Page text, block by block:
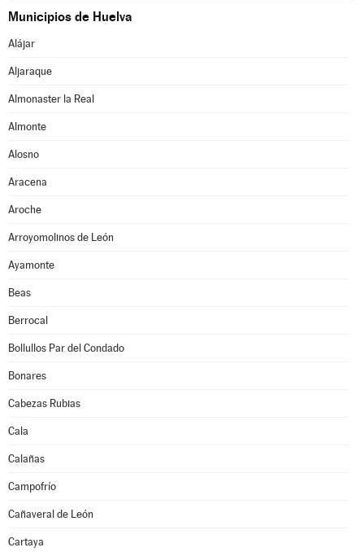
Municipios de Huelva
Alájar
Aljaraque
Almonaster la Real
Almonte
Alosno
Aracena
Aroche
Arroyomolinos de León
Ayamonte
Beas
Berrocal
Bollullos Par del Condado
Bonares
Cabezas Rubias
Cala
Calañas
Campofrío
Cañaveral de León
Cartaya